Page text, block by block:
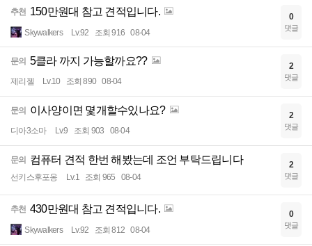
추천 150만원대 참고 견적입니다.
Skywalkers Lv.92 조회 916 08-04
0
댓글
문의 5클라 까지 가능할까요??
제리젤 Lv.10 조회 890 08-04
2
댓글
문의 이사양이면 몇개할수있나요?
디아3소마 Lv.9 조회 903 08-04
2
댓글
문의 컴퓨터 견적 한번 해봤는데 조언 부탁드립니다
선키스후포옹 Lv.1 조회 965 08-04
2
댓글
추천 430만원대 참고 견적입니다.
Skywalkers Lv.92 조회 812 08-04
0
댓글